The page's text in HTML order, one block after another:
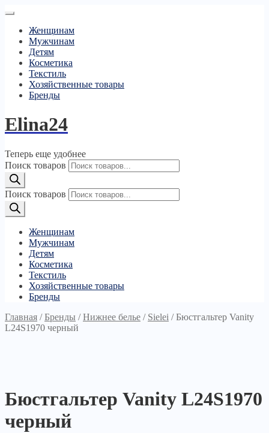
Женщинам
Мужчинам
Детям
Косметика
Текстиль
Хозяйственные товары
Бренды
Elina24
Теперь еще удобнее
Поиск товаров
Поиск товаров
Женщинам
Мужчинам
Детям
Косметика
Текстиль
Хозяйственные товары
Бренды
Главная /Бренды /Нижнее белье / Sielei /Бюстгальтер Vanity
L24S1970 черный
Бюстгальтер Vanity L24S1970
черный